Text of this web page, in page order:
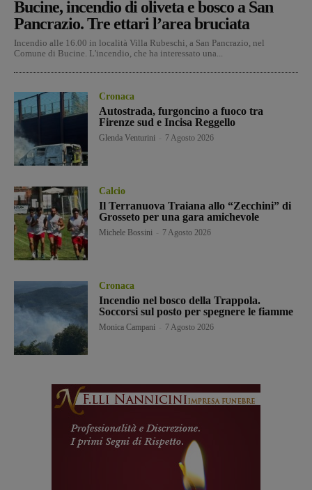
Bucine, incendio di oliveta e bosco a San
Pancrazio. Tre ettari l’area bruciata
Incendio alle 16.00 in località Villa Rubeschi, a San Pancrazio, nel
Comune di Bucine. L'incendio, che ha interessato una...
Cronaca
Autostrada, furgoncino a fuoco tra
Firenze sud e Incisa Reggello
Glenda Venturini 7 Agosto 2026
Calcio
Il Terranuova Traiana allo “Zecchini” di
Grosseto per una gara amichevole
Michele Bossini 7 Agosto 2026
Cronaca
Incendio nel bosco della Trappola.
Soccorsi sul posto per spegnere le fiamme
Monica Campani 7 Agosto 2026